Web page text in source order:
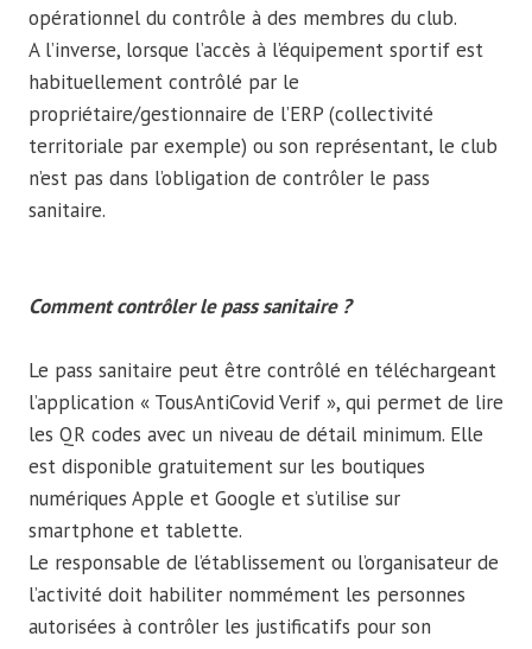
opérationnel du contrôle à des membres du club.
A l’inverse, lorsque l’accès à l’équipement sportif est
habituellement contrôlé par le
propriétaire/gestionnaire de l’ERP (collectivité
territoriale par exemple) ou son représentant, le club
n’est pas dans l’obligation de contrôler le pass
sanitaire.
Comment contrôler le pass sanitaire ?
Le pass sanitaire peut être contrôlé en téléchargeant
l’application « TousAntiCovid Verif », qui permet de lire
les QR codes avec un niveau de détail minimum. Elle
est disponible gratuitement sur les boutiques
numériques Apple et Google et s’utilise sur
smartphone et tablette.
Le responsable de l’établissement ou l’organisateur de
l’activité doit habiliter nommément les personnes
autorisées à contrôler les justificatifs pour son